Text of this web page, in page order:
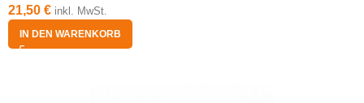
21,50 € inkl. MwSt.
IN DEN WARENKORB